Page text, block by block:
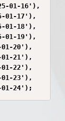
01-16'),
01-17'),
01-18'),
01-19'),
01-20'),
01-21'),
01-22'),
01-23'),
01-24');